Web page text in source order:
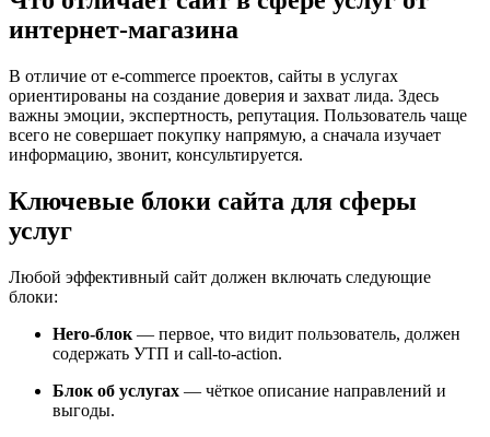
интернет-магазина
В отличие от e-commerce проектов, сайты в услугах
ориентированы на создание доверия и захват лида. Здесь
важны эмоции, экспертность, репутация. Пользователь чаще
всего не совершает покупку напрямую, а сначала изучает
информацию, звонит, консультируется.
Ключевые блоки сайта для сферы
услуг
Любой эффективный сайт должен включать следующие
блоки:
Hero-блок — первое, что видит пользователь, должен
содержать УТП и call-to-action.
Блок об услугах — чёткое описание направлений и
выгоды.